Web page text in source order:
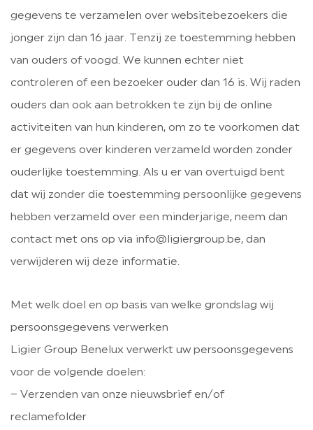
gegevens te verzamelen over websitebezoekers die
jonger zijn dan 16 jaar. Tenzij ze toestemming hebben
van ouders of voogd. We kunnen echter niet
controleren of een bezoeker ouder dan 16 is. Wij raden
ouders dan ook aan betrokken te zijn bij de online
activiteiten van hun kinderen, om zo te voorkomen dat
er gegevens over kinderen verzameld worden zonder
ouderlijke toestemming. Als u er van overtuigd bent
dat wij zonder die toestemming persoonlijke gegevens
hebben verzameld over een minderjarige, neem dan
contact met ons op via info@ligiergroup.be, dan
verwijderen wij deze informatie.
Met welk doel en op basis van welke grondslag wij
persoonsgegevens verwerken
Ligier Group Benelux verwerkt uw persoonsgegevens
voor de volgende doelen:
– Verzenden van onze nieuwsbrief en/of
reclamefolder